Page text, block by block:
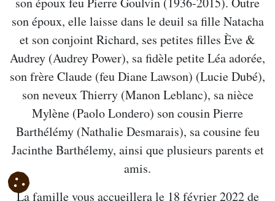
son époux, elle laisse dans le deuil sa fille Natacha
et son conjoint Richard, ses petites filles Ève &
Audrey (Audrey Power), sa fidèle petite Léa adorée,
son frère Claude (feu Diane Lawson) (Lucie Dubé),
son neveux Thierry (Manon Leblanc), sa nièce
Mylène (Paolo Londero) son cousin Pierre
Barthélémy (Nathalie Desmarais), sa cousine feu
Jacinthe Barthélemy, ainsi que plusieurs parents et
amis.
La famille vous accueillera le 18 février 2022 de